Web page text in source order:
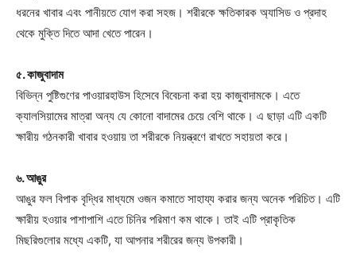
ধরনের খাবার এবং পানীয়তে যোগ করা সহজ। শরীরকে ক্ষতিকারক অ্যাসিড ও প্রদাহ
থেকে মুক্তি দিতে আদা খেতে পারেন।
৫. কাজুবাদাম
বিভিন্ন পুষ্টিগুণের পাওয়ারহাউস হিসেবে বিবেচনা করা হয় কাজুবাদামকে। এতে
ক্যালসিয়ামের মাত্রা অন্য যে কোনো বাদামের চেয়ে বেশি থাকে। এ ছাড়া এটি একটি
ক্ষারীয় গঠনকারী খাবার হওয়ায় তা শরীরকে নিয়ন্ত্রণে রাখতে সহায়তা করে।
৬. আঙুর
আঙুর ফল বিপাক বৃদ্ধির মাধ্যমে ওজন কমাতে সাহায্য করার জন্য অনেক পরিচিত। এটি
ক্ষারীয় হওয়ার পাশাপাশি এতে চিনির পরিমাণ কম থাকে। তাই এটি প্রাকৃতিক
মিছরিগুলোর মধ্যে একটি, যা আপনার শরীরের জন্য উপকারী।